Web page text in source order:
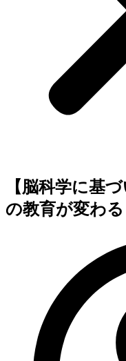
【脳科学に基
の教育が変わ